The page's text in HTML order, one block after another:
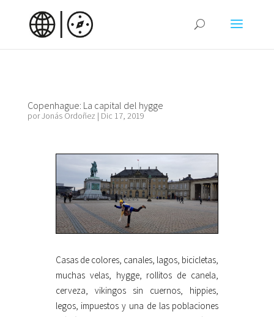
Copenhague: La capital del hygge
porJonás Ordoñez | Dic 17, 2019
Casas de colores, canales, lagos, bicicletas,
muchas velas, hygge, rollitos de canela,
cerveza, vikingos sin cuernos, hippies,
legos, impuestos y una de las poblaciones